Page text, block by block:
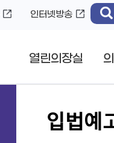
인터넷방송
열린의장실
입법예